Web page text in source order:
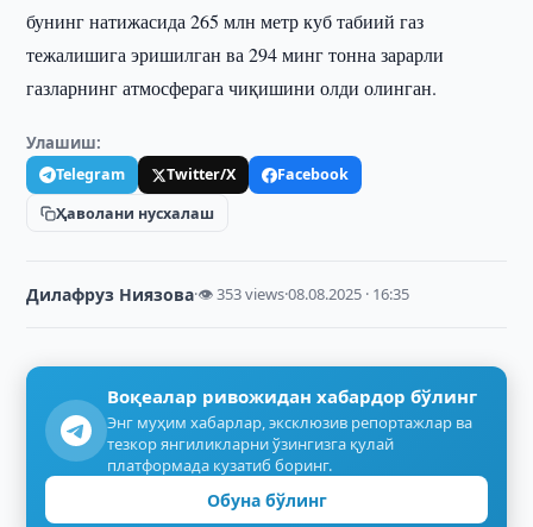
бунинг натижасида 265 млн метр куб табиий газ
тежалишига эришилган ва 294 минг тонна зарарли
газларнинг атмосферага чиқишини олди олинган.
Улашиш:
Telegram Twitter/X
Facebook
Ҳаволани нусхалаш
Дилафруз Ниязова·👁 353 views·08.08.2025 · 16:35
Воқеалар ривожидан хабардор бўлинг
Энг муҳим хабарлар, эксклюзив репортажлар ва
тезкор янгиликларни ўзингизга қулай
платформада кузатиб боринг.
Обуна бўлинг